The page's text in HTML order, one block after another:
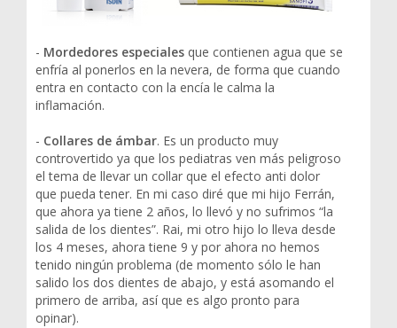
- Mordedores especiales que contienen agua que se
enfría al ponerlos en la nevera, de forma que cuando
entra en contacto con la encía le calma la
inflamación.
- Collares de ámbar. Es un producto muy
controvertido ya que los pediatras ven más peligroso
el tema de llevar un collar que el efecto anti dolor
que pueda tener. En mi caso diré que mi hijo Ferrán,
que ahora ya tiene 2 años, lo llevó y no sufrimos “la
salida de los dientes”. Rai, mi otro hijo lo lleva desde
los 4 meses, ahora tiene 9 y por ahora no hemos
tenido ningún problema (de momento sólo le han
salido los dos dientes de abajo, y está asomando el
primero de arriba, así que es algo pronto para
opinar).